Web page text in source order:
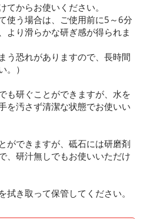
てからお使いください。
使う場合は、ご使用前に5～6分
より滑らかな研ぎ感が得られま
う恐れがありますので、長時間
。）
も研ぐことができますが、水を
を汚さず清潔な状態でお使いい
ができますが、砥石には研磨剤
、研汁無しでもお使いいただけ
拭き取って保管してください。